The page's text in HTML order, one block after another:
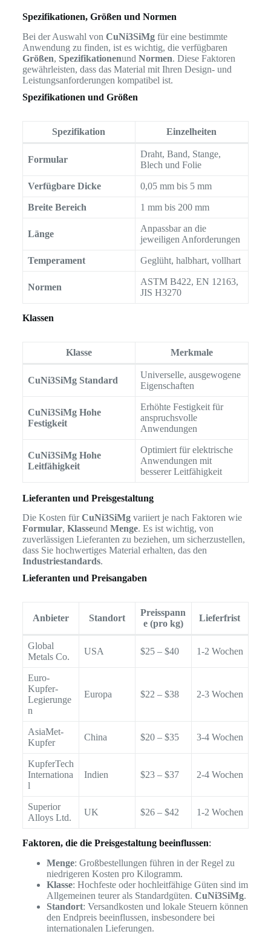
Spezifikationen, Größen und Normen
Bei der Auswahl von CuNi3SiMgfür eine bestimmte
Anwendung zu finden, ist es wichtig, die verfügbaren
Größen, Spezifikationenund Normen. Diese Faktoren
gewährleisten, dass das Material mit Ihren Design- und
Leistungsanforderungen kompatibel ist.
Spezifikationen und Größen
Spezifikation Einzelheiten
Formular
Draht, Band, Stange,
Blech und Folie
Verfügbare Dicke 0,05 mm bis 5 mm
Breite Bereich 1 mm bis 200 mm
Länge
Anpassbar an die
jeweiligen Anforderungen
Temperament Geglüht, halbhart, vollhart
Normen
ASTM B422, EN 12163,
JIS H3270
Klassen
Klasse Merkmale
CuNi3SiMg Standard
Universelle, ausgewogene
Eigenschaften
CuNi3SiMg Hohe
Festigkeit
Erhöhte Festigkeit für
anspruchsvolle
Anwendungen
CuNi3SiMg Hohe
Leitfähigkeit
Optimiert für elektrische
Anwendungen mit
besserer Leitfähigkeit
Lieferanten und Preisgestaltung
Die Kosten fürCuNi3SiMgvariiert je nach Faktoren wie
Formular, Klasseund Menge. Es ist wichtig, von
zuverlässigen Lieferanten zu beziehen, um sicherzustellen,
dass Sie hochwertiges Material erhalten, das den
Industriestandards.
Lieferanten und Preisangaben
Anbieter Standort
Preisspann
e (pro kg)
Lieferfrist
Global
Metals Co.
USA $25 – $40 1-2 Wochen
Euro-
Kupfer-
Legierunge
n
Europa $22 – $38 2-3 Wochen
AsiaMet-
Kupfer
China $20 – $35 3-4 Wochen
KupferTech
Internationa
l
Indien $23 – $37 2-4 Wochen
Superior
Alloys Ltd.
UK $26 – $42 1-2 Wochen
Faktoren, die die Preisgestaltung beeinflussen:
Menge: Großbestellungen führen in der Regel zu
niedrigeren Kosten pro Kilogramm.
Klasse: Hochfeste oder hochleitfähige Güten sind im
Allgemeinen teurer als Standardgüten. CuNi3SiMg.
Standort: Versandkosten und lokale Steuern können
den Endpreis beeinflussen, insbesondere bei
internationalen Lieferungen.